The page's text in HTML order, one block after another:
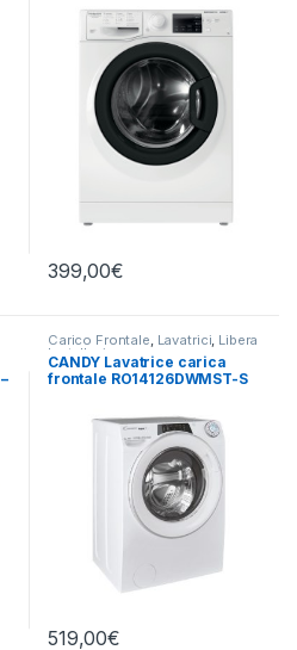
399,00€
Carico Frontale, Lavatrici, Libera
Installazione
CANDY Lavatrice carica
frontale RO14126DWMST-S
519,00€